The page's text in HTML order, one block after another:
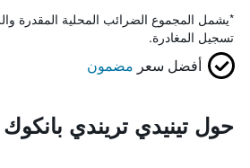
*يشمل المجموع الضرائب المحلية المقدرة
تسجيل المغادرة.
أفضل سعر مضمون
حول تينيدي تريندي